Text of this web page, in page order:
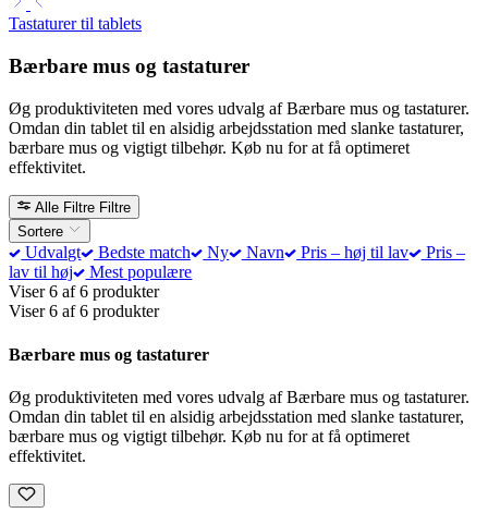
Tastaturer til tablets
Bærbare mus og tastaturer
Øg produktiviteten med vores udvalg af Bærbare mus og tastaturer.
Omdan din tablet til en alsidig arbejdsstation med slanke tastaturer,
bærbare mus og vigtigt tilbehør. Køb nu for at få optimeret
effektivitet.
Alle Filtre Filtre
Sortere
Udvalgt Bedste match Ny Navn Pris – høj til lav
Pris –
lav til høj
Mest populære
Viser 6 af 6 produkter
Viser 6 af 6 produkter
Bærbare mus og tastaturer
Øg produktiviteten med vores udvalg af Bærbare mus og tastaturer.
Omdan din tablet til en alsidig arbejdsstation med slanke tastaturer,
bærbare mus og vigtigt tilbehør. Køb nu for at få optimeret
effektivitet.